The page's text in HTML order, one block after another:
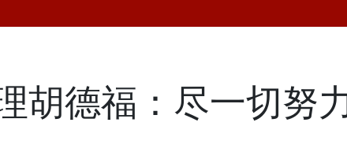
胡德福：尽一切努